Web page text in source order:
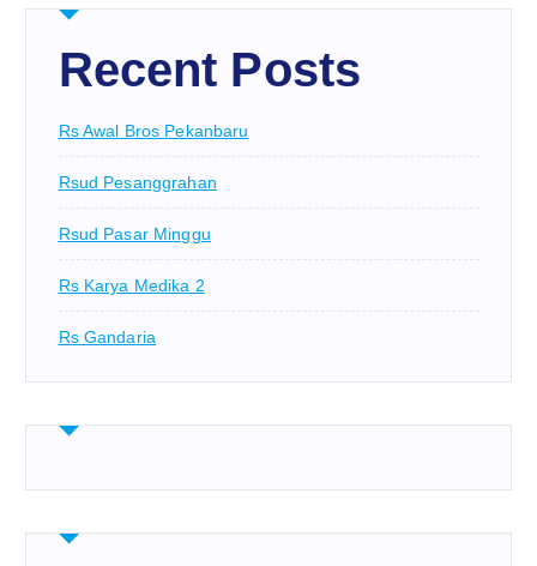
Recent Posts
Rs Awal Bros Pekanbaru
Rsud Pesanggrahan
Rsud Pasar Minggu
Rs Karya Medika 2
Rs Gandaria